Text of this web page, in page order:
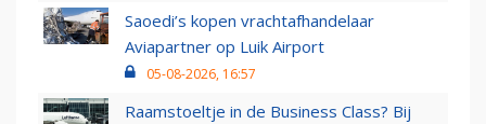
Saoedi’s kopen vrachtafhandelaar
Aviapartner op Luik Airport
05-08-2026, 16:57
Raamstoeltje in de Business Class? Bij